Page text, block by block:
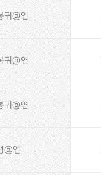
귀@연
귀@연
귀@연
@연